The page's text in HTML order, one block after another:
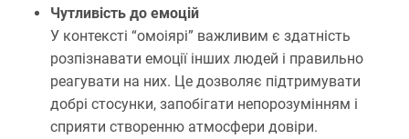
Чутливість до емоцій
У контексті “омоіярі” важливим є здатність
розпізнавати емоції інших людей і правильно
реагувати на них. Це дозволяє підтримувати
добрі стосунки, запобігати непорозумінням і
сприяти створенню атмосфери довіри.